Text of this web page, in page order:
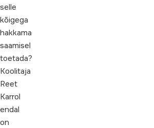
selle
kõigega
hakkama
saamisel
toetada?
Koolitaja
Reet
Karrol
endal
on